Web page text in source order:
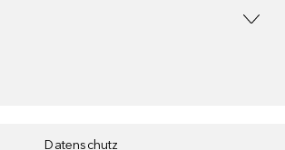
Datenschutz